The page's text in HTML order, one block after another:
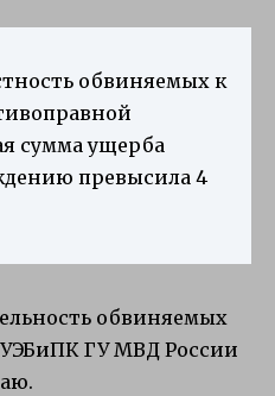
обвиняемых к
сумма ущерба
превысила 4
обвиняемых
ГУ МВД России